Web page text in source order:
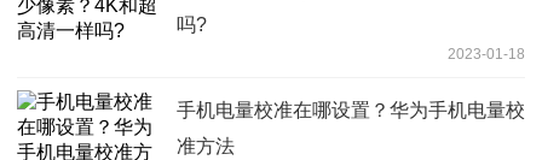
吗?
2023-01-18
手机电量校准在哪设置？华为手机电量校
准方法